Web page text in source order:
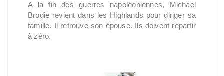
A la fin des guerres napoléoniennes, Michael
Brodie revient dans les Highlands pour diriger sa
famille. Il retrouve son épouse. Ils doivent repartir
à zéro.